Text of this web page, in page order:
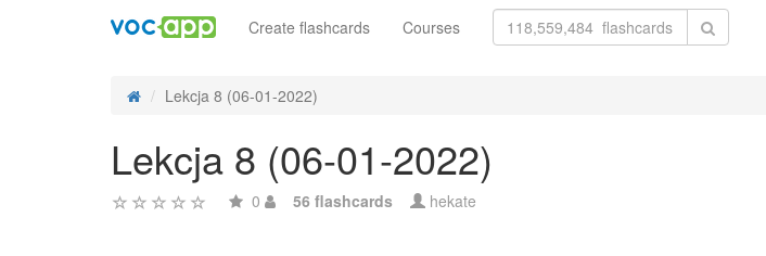
Create flashcards Courses
Lekcja 8 (06-01-2022)
Lekcja 8 (06-01-2022)
0 56 flashcards hekate